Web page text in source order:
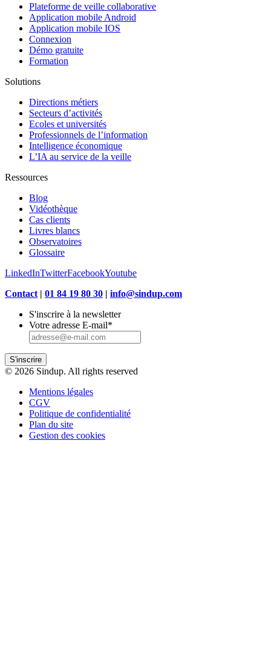
Plateforme de veille collaborative
Application mobile Android
Application mobile IOS
Connexion
Démo gratuite
Formation
Solutions
Directions métiers
Secteurs d’activités
Ecoles et universités
Professionnels de l’information
Intelligence économique
L’IA au service de la veille
Ressources
Blog
Vidéothèque
Cas clients
Livres blancs
Observatoires
Glossaire
LinkedInTwitterFacebookYoutube
Contact | 01 84 19 80 30 | info@sindup.com
S'inscrire à la newsletter
Votre adresse E-mail*
S'inscrire
© 2026 Sindup. All rights reserved
Mentions légales
CGV
Politique de confidentialité
Plan du site
Gestion des cookies